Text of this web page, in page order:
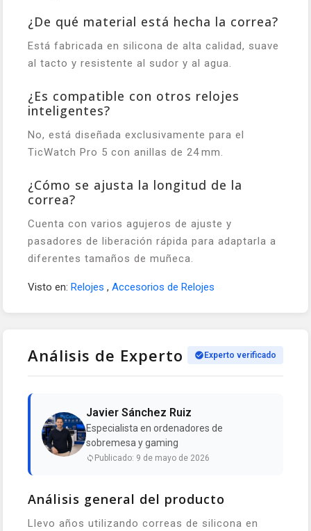
¿De qué material está hecha la correa?
Está fabricada en silicona de alta calidad, suave
al tacto y resistente al sudor y al agua.
¿Es compatible con otros relojes
inteligentes?
No, está diseñada exclusivamente para el
TicWatch Pro 5 con anillas de 24 mm.
¿Cómo se ajusta la longitud de la
correa?
Cuenta con varios agujeros de ajuste y
pasadores de liberación rápida para adaptarla a
diferentes tamaños de muñeca.
Visto en: Relojes , Accesorios de Relojes
Análisis de Experto Experto verificado
Javier Sánchez Ruiz
Especialista en ordenadores de
sobremesa y gaming
Publicado: 9 de mayo de 2026
Análisis general del producto
Llevo años utilizando correas de silicona en